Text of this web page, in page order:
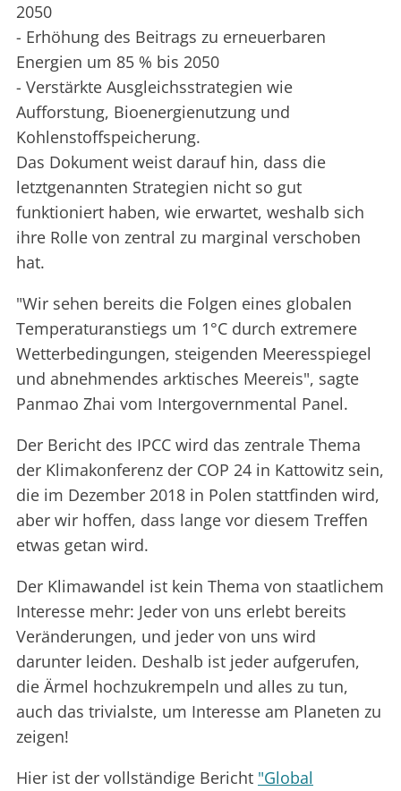
2050
- Erhöhung des Beitrags zu erneuerbaren
Energien um 85 % bis 2050
- Verstärkte Ausgleichsstrategien wie
Aufforstung, Bioenergienutzung und
Kohlenstoffspeicherung.
Das Dokument weist darauf hin, dass die
letztgenannten Strategien nicht so gut
funktioniert haben, wie erwartet, weshalb sich
ihre Rolle von zentral zu marginal verschoben
hat.
"Wir sehen bereits die Folgen eines globalen
Temperaturanstiegs um 1°C durch extremere
Wetterbedingungen, steigenden Meeresspiegel
und abnehmendes arktisches Meereis", sagte
Panmao Zhai vom Intergovernmental Panel.
Der Bericht des IPCC wird das zentrale Thema
der Klimakonferenz der COP 24 in Kattowitz sein,
die im Dezember 2018 in Polen stattfinden wird,
aber wir hoffen, dass lange vor diesem Treffen
etwas getan wird.
Der Klimawandel ist kein Thema von staatlichem
Interesse mehr: Jeder von uns erlebt bereits
Veränderungen, und jeder von uns wird
darunter leiden. Deshalb ist jeder aufgerufen,
die Ärmel hochzukrempeln und alles zu tun,
auch das trivialste, um Interesse am Planeten zu
zeigen!
Hier ist der vollständige Bericht "Global